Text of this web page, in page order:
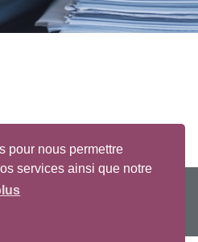
pour nous permettre
services ainsi que notre